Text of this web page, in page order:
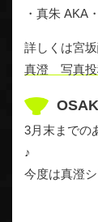
・真朱 AKA
詳しくは宮
真澄 写真投
3月末までの
♪
今度は真澄